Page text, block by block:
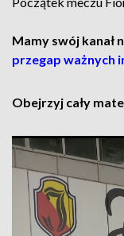
Mamy swój kanał
przegap ważnych
Obejrzyj cały